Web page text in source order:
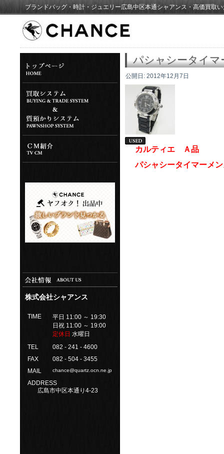
ブランドバッグ・時計・ジュエリー広島中区本通シャアンス・高価買取
株式会社シャアンス
TIME
平日 11:00 ～ 19:30
日祝 11:00 ～ 19:00
定休日 水曜日
TEL
082 - 241 - 4600
FAX
082 - 504 - 3455
MAIL
chance@quartz.ocn.ne.jp
ADDRESS
広島市中区本通り4-23
パシャシータイマ
公開日: 2012年12月7日
カルティエ Ａ品
パシャシータイマーメ